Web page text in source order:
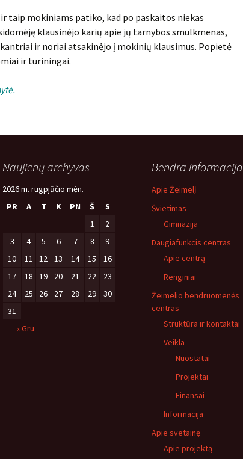
taip mokiniams patiko, kad po paskaitos niekas
klausinėjo karių apie jų tarnybos smulkmenas,
ir noriai atsakinėjo į mokinių klausimus. Popietė
ir turiningai.
Naujienų archyvas
2026 m. rugpjūčio mėn.
PR
A T K PN Š
S
1
2
3
4 5 6 7 8
9
10
11 12 13 14 15
16
17
18 19 20 21 22
23
24
25 26 27 28 29
30
31
« Gru
Bendra informacija
Apie Žeimelį
Švietimas
Gimnazija
Daugiafunkcis centras
Apie centrą
Renginiai
Žeimelio bendruomenės
centras
Struktūra ir kontaktai
Veikla
Nuostatai
Projektai
Finansai
Informacija
Apie svetainę
Apie projektą